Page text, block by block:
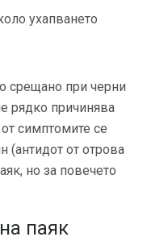
ухапването
срещано при черни
рядко причинява
симптомите се
(антидот от отрова
но за повечето
паяк